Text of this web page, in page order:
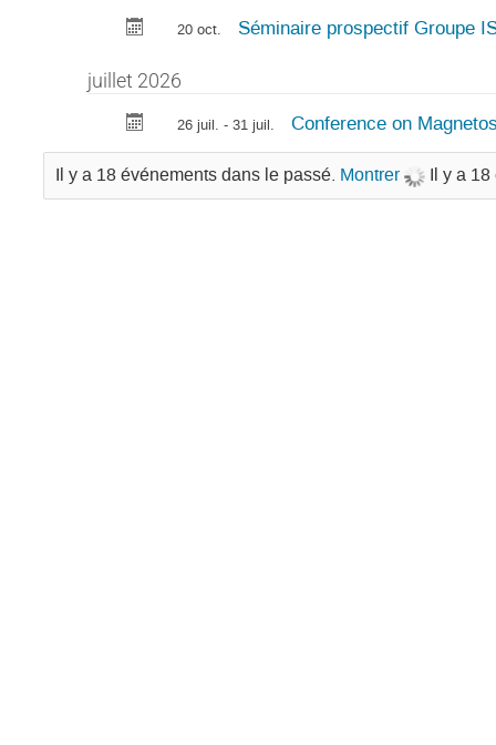
20 oct. Séminaire prospectif Groupe
juillet 2026
26 juil. - 31 juil. Conference on
Il y a 18 événements dans le passé. Montrer Il y a